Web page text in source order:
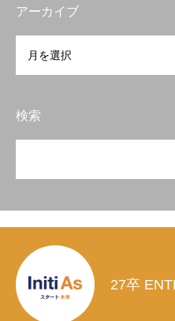
アーカイブ
検索
27卒